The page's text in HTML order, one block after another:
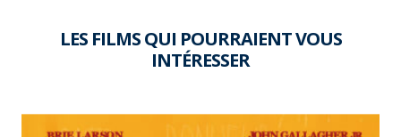
LES FILMS QUI POURRAIENT VOUS
INTÉRESSER